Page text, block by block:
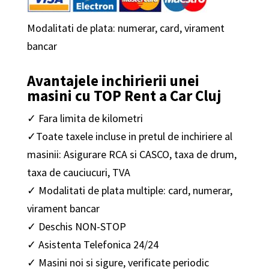
Modalitati de plata: numerar, card, virament
bancar
Avantajele inchirierii unei
masini cu TOP Rent a Car Cluj
✓ Fara limita de kilometri
✓Toate taxele incluse in pretul de inchiriere al
masinii: Asigurare RCA si CASCO, taxa de drum,
taxa de cauciucuri, TVA
✓ Modalitati de plata multiple: card, numerar,
virament bancar
✓ Deschis NON-STOP
✓ Asistenta Telefonica 24/24
✓ Masini noi si sigure, verificate periodic